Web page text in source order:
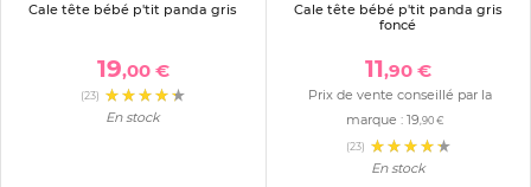
Cale tête bébé p'tit panda gris
19,00 €
(23)
En stock
Cale tête bébé p'tit panda gris
foncé
11,90 €
Prix de vente conseillé par la
marque :19,90 €
(23)
En stock